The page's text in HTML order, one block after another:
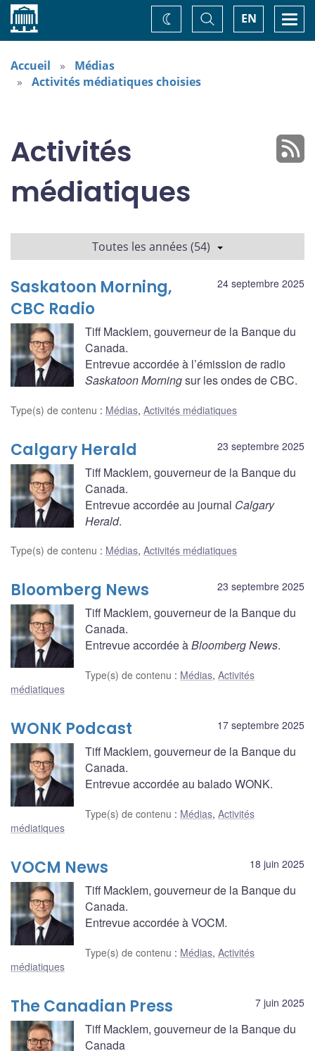
Accueil EN
Basculer
la
recherche
Changez
de
Accueil
Médias
Activités médiatiques choisies
Activités
médiatiques
Toutes les années (54)
24 septembre 2025
Saskatoon Morning,
CBC Radio
Tiff Macklem, gouverneur de la Banque du
Canada.
Entrevue accordée à l’émission de radio
Saskatoon Morningsur les ondes de CBC.
Type(s) de contenu : Médias, Activités médiatiques
23 septembre 2025
Calgary Herald
Tiff Macklem, gouverneur de la Banque du
Canada.
Entrevue accordée au journal Calgary
Herald.
Type(s) de contenu : Médias, Activités médiatiques
23 septembre 2025
Bloomberg News
Tiff Macklem, gouverneur de la Banque du
Canada.
Entrevue accordée àBloomberg News.
Type(s) de contenu : Médias, Activités
médiatiques
17 septembre 2025
WONK Podcast
Tiff Macklem, gouverneur de la Banque du
Canada.
Entrevue accordée au balado WONK.
Type(s) de contenu : Médias, Activités
médiatiques
18 juin 2025
VOCM News
Tiff Macklem, gouverneur de la Banque du
Canada.
Entrevue accordée à VOCM.
Type(s) de contenu : Médias, Activités
médiatiques
7 juin 2025
The Canadian Press
Tiff Macklem, gouverneur de la Banque du
Canada